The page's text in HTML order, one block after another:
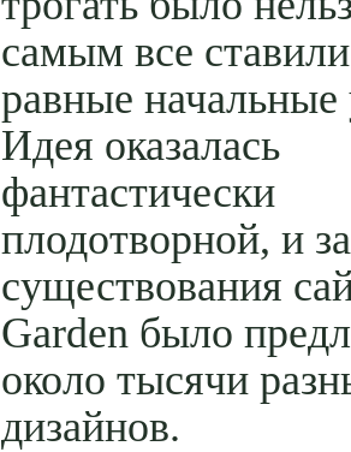
самым все
равные начальные
Идея оказалась
фантастически
плодотворной, и
существования
Garden было
около тысячи
дизайнов.